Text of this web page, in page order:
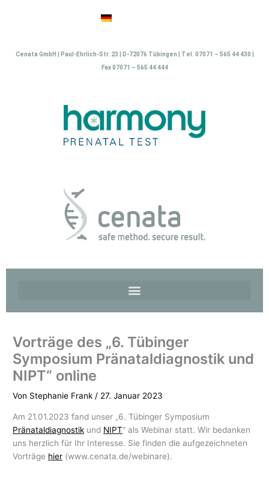
Cenata GmbH | Paul-Ehrlich-Str. 23 | D-72076 Tübingen | Tel. 07071 – 565 44 430 |
Fax 07071 – 565 44 444
Vorträge des „6. Tübinger
Symposium Pränataldiagnostik und
NIPT“ online
Von Stephanie Frank / 27. Januar 2023
Am 21.01.2023 fand unser „6. Tübinger Symposium
Pränataldiagnostik und NIPT“ als Webinar statt. Wir bedanken
uns herzlich für Ihr Interesse. Sie finden die aufgezeichneten
Vorträge hier (www.cenata.de/webinare).